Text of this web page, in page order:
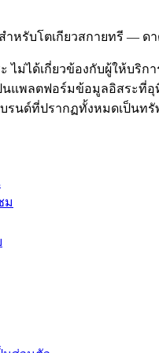
หรับโตเกียวสกายทรี — ดา
ไม่ได้เกี่ยวข้องกับผู้ให้บริก
ป็นแพลตฟอร์มข้อมูลอิสระที่
รนด์ที่ปรากฏทั้งหมดเป็นท
ม